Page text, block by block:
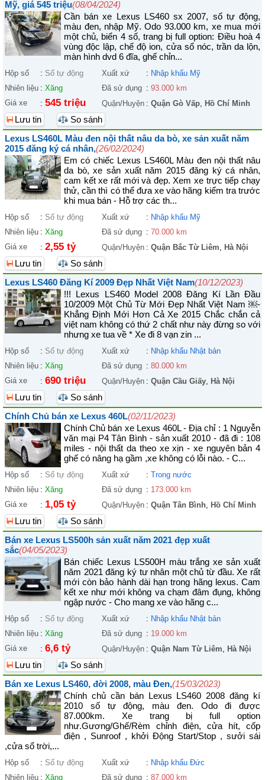
Mỹ, giá 545 triệu(08/04/2024)
Cần bán xe Lexus LS460 sx 2007, số tự động,
màu đen, nhập Mỹ. Odo 93.000 km, xe mua mới
một chủ, biển 4 số, trang bị full option: Điều hoà 4
vùng độc lập, chế độ ion, cửa sổ nóc, trần da lộn,
màn hình dvd 6 đĩa, ghế chỉn...
Hộp số : Số tự động Xuất xứ : Nhập khẩu Mỹ
Nhiên liệu : Xăng Đã sử dụng : 93.000 km
Giá xe
: 545 triệu Quận/Huyện : Quận Gò Vấp, Hồ Chí Minh
Lưu tin
So sánh
Lexus LS460L Màu đen nội thất nâu da bò, xe sản xuất năm
2015 đăng ký cá nhân,(26/02/2024)
Em có chiếc Lexus LS460L Màu đen nội thất nâu
da bò, xe sản xuất năm 2015 đăng ký cá nhân,
cam kết xe rất mới và đẹp. Xem xe trực tiếp chạy
thử, cần thì có thể đưa xe vào hãng kiểm tra trước
khi mua bán - Hỗ trợ các th...
Hộp số : Số tự động Xuất xứ : Nhập khẩu Mỹ
Nhiên liệu : Xăng Đã sử dụng : 70.000 km
Giá xe
: 2,55 tỷ Quận/Huyện : Quận Bắc Từ Liêm, Hà Nội
Lưu tin
So sánh
Lexus LS460 Đăng Kí 2009 Đẹp Nhất Việt Nam(10/12/2023)
!!! Lexus LS460 Model 2008 Đăng Kí Lần Đầu
10/2009 Một Chủ Từ Mới Đẹp Nhất Việt Nam ￼-
Khẳng Định Mới Hơn Cả Xe 2015 Chắc chắn cả
việt nam không có thứ 2 chất như này đừng so với
nhưng xe tua về * Xe đi 8 vạn zin ...
Hộp số : Số tự động Xuất xứ : Nhập khẩu Nhật bản
Nhiên liệu : Xăng Đã sử dụng : 80.000 km
Giá xe
: 690 triệu Quận/Huyện : Quận Cầu Giấy, Hà Nội
Lưu tin
So sánh
Chính Chủ bán xe Lexus 460L(02/11/2023)
Chính Chủ bán xe Lexus 460L - Địa chỉ : 1 Nguyễn
văn mại P4 Tân Bình - sản xuất 2010 - đã đi : 108
miles - nội thất da theo xe xịn - xe nguyên bản 4
ghế có nâng hạ gầm ,xe không có lỗi nào. - C...
Hộp số : Số tự động Xuất xứ : Trong nước
Nhiên liệu : Xăng Đã sử dụng : 173.000 km
Giá xe
: 1,05 tỷ Quận/Huyện : Quận Tân Bình, Hồ Chí Minh
Lưu tin
So sánh
Bán xe Lexus LS500h sản xuất năm 2021 đẹp xuất
sắc(04/05/2023)
Bán chiếc Lexus LS500H màu trắng xe sản xuất
năm 2021 đăng ký tư nhân một chủ từ đầu. Xe rất
mới còn bảo hành dài hạn trong hãng lexus. Cam
kết xe như mới không va chạm đâm đụng, không
ngập nước - Cho mang xe vào hãng c...
Hộp số : Số tự động Xuất xứ : Nhập khẩu Nhật bản
Nhiên liệu : Xăng Đã sử dụng : 19.000 km
Giá xe
: 6,6 tỷ Quận/Huyện : Quận Nam Từ Liêm, Hà Nội
Lưu tin
So sánh
Bán xe Lexus LS460, đời 2008, màu Đen,(15/03/2023)
Chính chủ cần bán Lexus LS460 2008 đăng kí
2010 số tự động, màu đen. Odo đi được
87.000km. Xe trang bị full option
như.Gương/Ghế/Rèm chỉnh điện, cửa hít, cốp
điện , Sunroof , khởi Động Start/Stop , sưởi sái
,cửa sổ trời,...
Hộp số : Số tự động Xuất xứ : Nhập khẩu Đức
Nhiên liệu : Xăng Đã sử dụng : 87.000 km